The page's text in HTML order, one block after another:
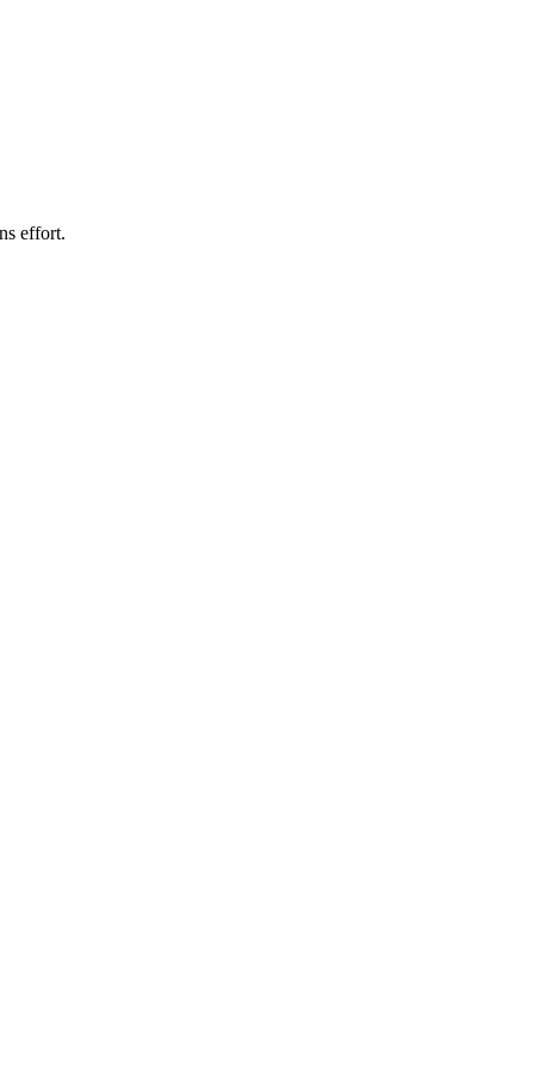
effort.